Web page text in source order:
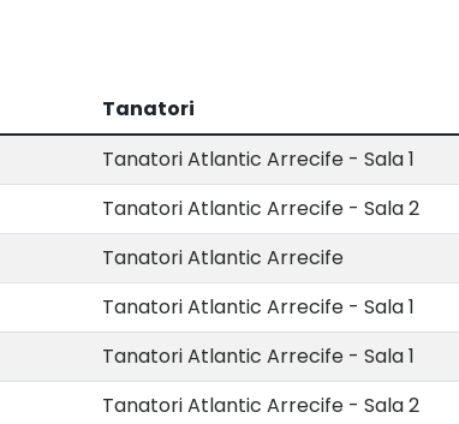
Tanatori
Tanatori Atlantic Arrecife - Sala 1
Tanatori Atlantic Arrecife - Sala 2
Tanatori Atlantic Arrecife
Tanatori Atlantic Arrecife - Sala 1
Tanatori Atlantic Arrecife - Sala 1
Tanatori Atlantic Arrecife - Sala 2